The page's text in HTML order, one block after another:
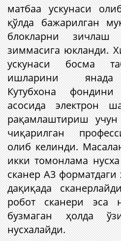
матбаа ускунаси
қўлда бажарилган
блокларни зичлаш
зиммасига юкланди.
ускунаси босма
ишларини янада
Кутубхона
асосида электрон
рақамлаштириш
чиқарилган
олиб келинди.
икки томонлама
сканер А3
дақиқада
робот сканери эса
бузмаган ҳолда
нусхалайди.